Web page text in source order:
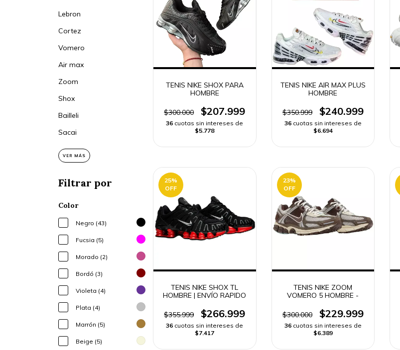
Lebron
Cortez
Vomero
Air max
Zoom
Shox
Bailleli
Sacai
VER MÁS
Filtrar por
Color
Negro (43)
Fucsia (5)
Morado (2)
Bordó (3)
Violeta (4)
Plata (4)
Marrón (5)
Beige (5)
TENIS NIKE SHOX PARA
HOMBRE
$300.000 $207.999
36 cuotas sin intereses de
$5.778
TENIS NIKE AIR MAX PLUS
HOMBRE
$350.999 $240.999
36 cuotas sin intereses de
$6.694
25%
OFF
TENIS NIKE SHOX TL
HOMBRE | ENVÍO RAPIDO
$355.999 $266.999
36 cuotas sin intereses de
$7.417
23%
OFF
TENIS NIKE ZOOM
VOMERO 5 HOMBRE -
$300.000 $229.999
36 cuotas sin intereses de
$6.389